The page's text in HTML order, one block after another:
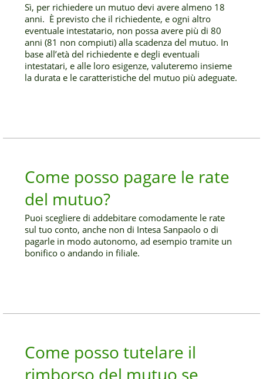
Sì, per richiedere un mutuo devi avere almeno 18
anni. È previsto che il richiedente, e ogni altro
eventuale intestatario, non possa avere più di 80
anni (81 non compiuti) alla scadenza del mutuo. In
base all’età del richiedente e degli eventuali
intestatari, e alle loro esigenze, valuteremo insieme
la durata e le caratteristiche del mutuo più adeguate.
Come posso pagare le rate
del mutuo?
Puoi scegliere di addebitare comodamente le rate
sul tuo conto, anche non di Intesa Sanpaolo o di
pagarle in modo autonomo, ad esempio tramite un
bonifico o andando in filiale.
Come posso tutelare il
rimborso del mutuo se